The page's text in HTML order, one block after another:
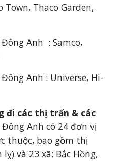
Town, Thaco Garden,
Anh  : Samco,
Anh : Universe, Hi-
đi các thị trấn & các
Anh có 24 đơn vị
thuộc, bao gồm thị
và 23 xã: Bắc Hồng,